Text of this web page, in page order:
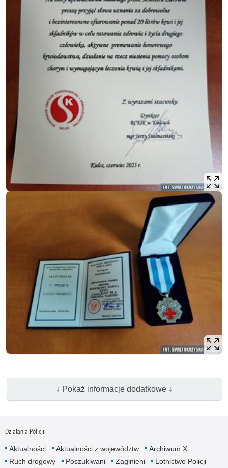
↓ Pokaż informacje dodatkowe ↓
Działania Policji
Aktualności Aktualności z województw
Archiwum X
Ruch drogowy
Poszukiwani Zaginieni
Lotnictwo Policji